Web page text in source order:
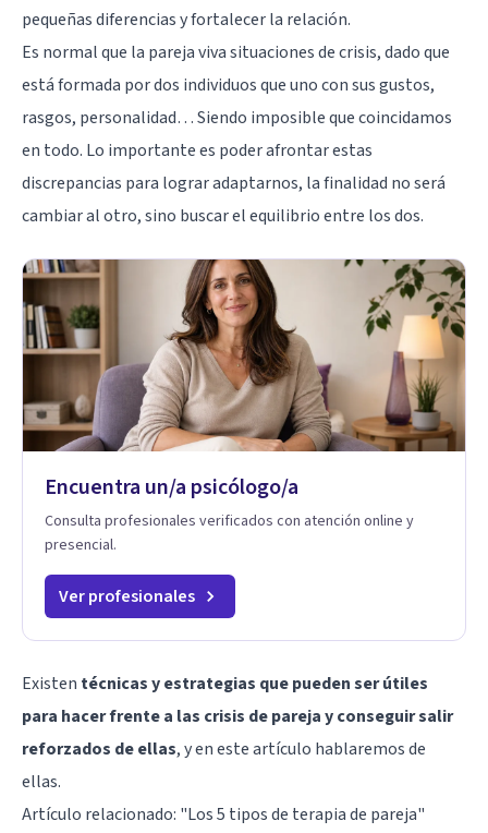
pequeñas diferencias y fortalecer la relación.
Es normal que la pareja viva situaciones de crisis, dado que
está formada por dos individuos que uno con sus gustos,
rasgos, personalidad… Siendo imposible que coincidamos
en todo. Lo importante es poder afrontar estas
discrepancias para lograr adaptarnos, la finalidad no será
cambiar al otro, sino buscar el equilibrio entre los dos.
Encuentra un/a psicólogo/a
Consulta profesionales verificados con atención online y
presencial.
Ver profesionales
Existen técnicas y estrategias que pueden ser útiles
para hacer frente a las crisis de pareja y conseguir salir
reforzados de ellas, y en este artículo hablaremos de
ellas.
Artículo relacionado: "Los 5 tipos de terapia de pareja"